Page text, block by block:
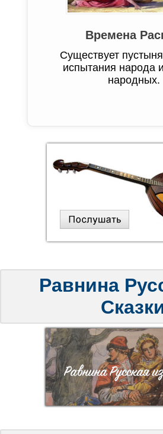
Времена
Существует
испытания народа
народных.
Равнина